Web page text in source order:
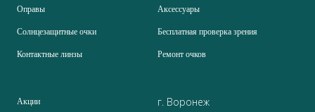
Оправы
Солнцезащитные очки
Контактные линзы
Аксессуары
Бесплатная проверка зрения
Ремонт очков
Акции г. Воронеж